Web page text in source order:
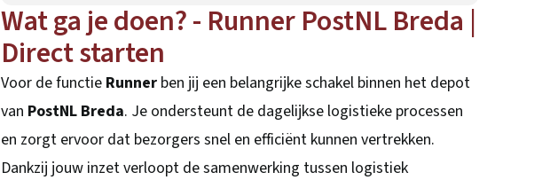
Wat ga je doen? - Runner PostNL Breda |
Direct starten
Voor de functie Runner ben jij een belangrijke schakel binnen het depot
van PostNL Breda. Je ondersteunt de dagelijkse logistieke processen
en zorgt ervoor dat bezorgers snel en efficiënt kunnen vertrekken.
Dankzij jouw inzet verloopt de samenwerking tussen logistiek